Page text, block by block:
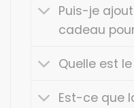
Puis-je
cadeau
Quelle est
Est-ce que